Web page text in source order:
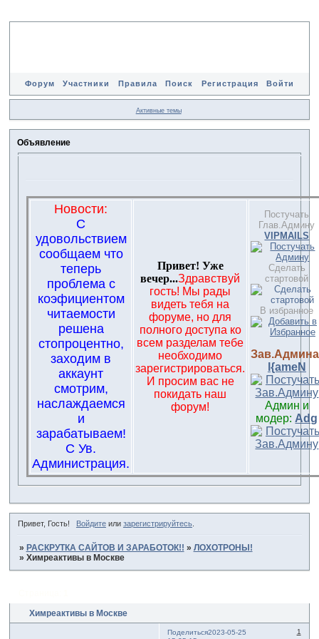
Форум Участники Правила Поиск Регистрация Войти
Активные темы
Объявление
Новости:
С
удовольствием
сообщаем что
теперь
проблема с
коэфициентом
читаемости
решена
стопроцентно,
заходим в
аккаунт
смотрим,
наслаждаемся
и
зарабатываем!
С Ув.
Администрация.
Привет! Уже
вечер...Здравствуй
гость! Мы рады
видеть тебя на
форуме, но для
полного доступа ко
всем разделам тебе
необходимо
зарегистрироваться.
И просим вас не
покидать наш
форум!
Постучать
Глав.Админу
VIPMAILS
Сделать
стартовой
В избранное
l{ameN
Админ и
модер: Adg
Привет, Гость! Войдитеили зарегистрируйтесь.
» РАСКРУТКА САЙТОВ И ЗАРАБОТОК!! » ЛОХОТРОНЫ!
» Химреактивы в Москве
Химреактивы в Москве
Поделиться 1
2023-05-25